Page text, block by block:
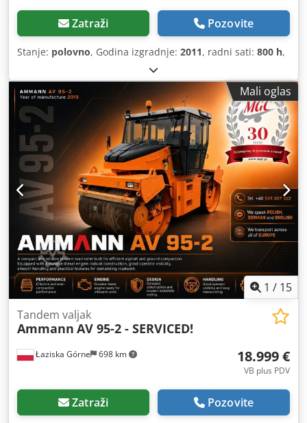
Zatraži Pozovite
Stanje: polovno, Godina izgradnje: 2011, radni sati: 800 h,
Mali oglas
1 / 15
Łaziska Górne 698 km
Tandem valjak
Ammann AV 95-2 - SERVICED!
18.999 €
VB plus PDV
Zatraži Pozovite